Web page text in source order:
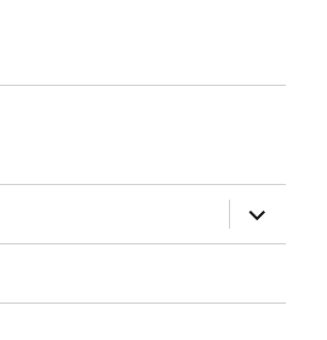
expande
el
menú